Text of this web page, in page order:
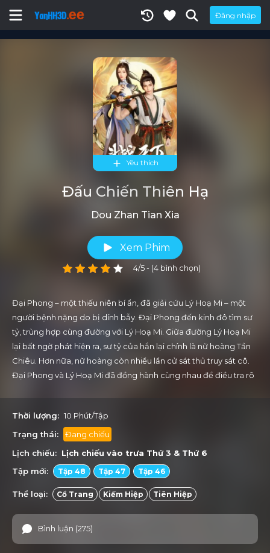
Đăng nhập
Yêu thích
Đấu Chiến Thiên Hạ
Dou Zhan Tian Xia
Xem Phim
4/5 - (4 bình chọn)
Đại Phong – một thiếu niên bí ẩn, đã giải cứu Lý Hoạ Mi – một
người bệnh nặng do bị dính bẫy. Đại Phong đến kinh đô tìm sư
tỷ, trùng hợp cùng đường với Lý Hoạ Mi. Giữa đường Lý Hoạ Mi
lại bất ngờ phát hiện ra, sư tỷ của hắn lại chính là nữ hoàng Tần
Chiêu. Hơn nữa, nữ hoàng còn nhiều lần cử sát thủ truy sát cô.
Đại Phong và Lý Hoạ Mi đã đồng hành cùng nhau để điều tra rõ
mưu ảo tung chảo, không thể đoán trước được của thế lực thù
địch. Cùng xem họ sẽ từng bước phá giải các âm mưu đó như
thế nào nhé!
Thời lượng: 10 Phút/Tập
Trạng thái:
Đang chiếu
Lịch chiếu: Lịch chiếu vào trưa Thứ 3 & Thứ 6
Tập mới:
Tập 48 Tập 47 Tập 46
Thể loại: Cổ Trang Kiếm Hiệp Tiên Hiệp
Bình luận (275)